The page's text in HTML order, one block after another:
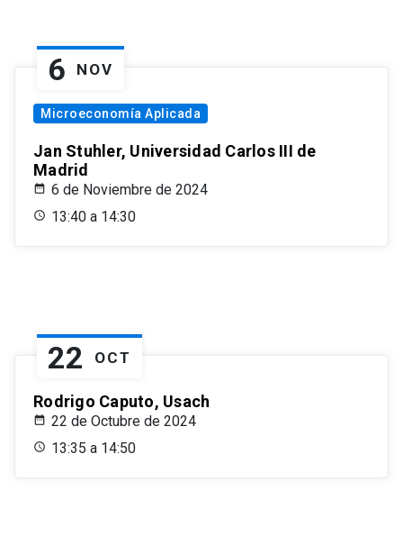
6 NOV
Microeconomía Aplicada
Jan Stuhler, Universidad Carlos III de
Madrid
6 de Noviembre de 2024
13:40 a 14:30
22 OCT
Rodrigo Caputo, Usach
22 de Octubre de 2024
13:35 a 14:50